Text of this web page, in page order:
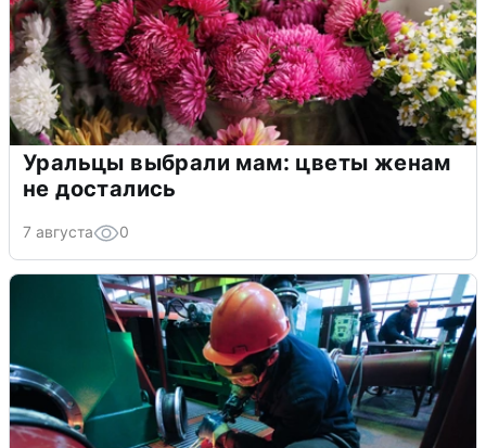
Уральцы выбрали мам: цветы женам
не достались
7 августа 0